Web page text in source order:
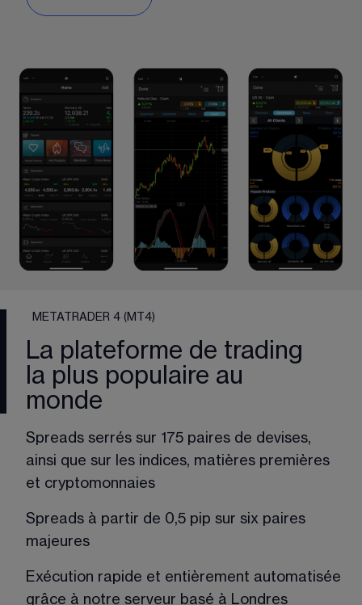
METATRADER 4 (MT4)
La plateforme de trading
la plus populaire au
monde
Spreads serrés sur 175 paires de devises,
ainsi que sur les indices, matières premières
et cryptomonnaies
Spreads à partir de 0,5 pip sur six paires
majeures
Exécution rapide et entièrement automatisée
grâce à notre serveur basé à Londres